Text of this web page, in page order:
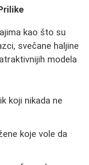
kao što su
svečane haljine
modela
koji nikada ne
koje vole da